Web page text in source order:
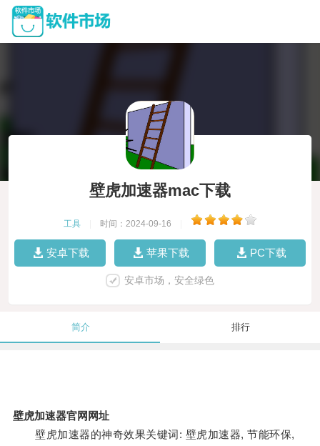
壁虎加速器mac下载
工具 时间：2024-09-16
安卓下载 苹果下载 PC下载
安卓市场，安全绿色
简介 排行
壁虎加速器官网网址
壁虎加速器的神奇效果关键词: 壁虎加速器, 节能环保,